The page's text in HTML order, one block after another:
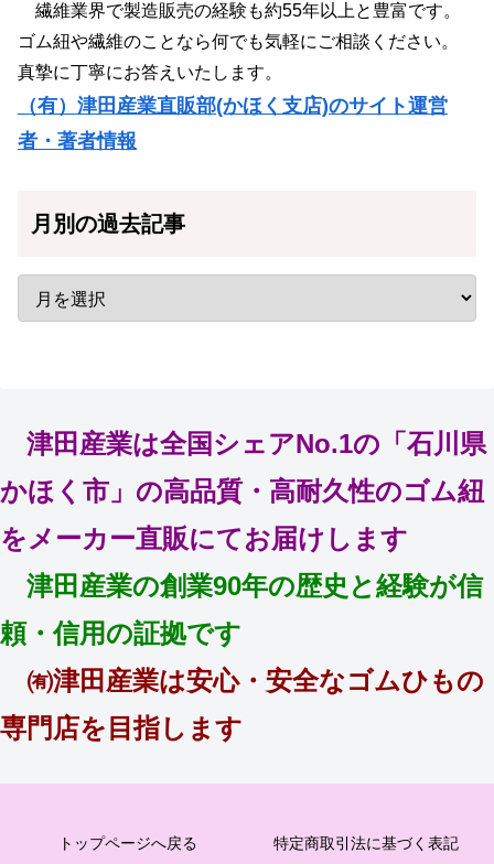
繊維業界で製造販売の経験も約55年以上と豊富です。
ゴム紐や繊維のことなら何でも気軽にご相談ください。
真摯に丁寧にお答えいたします。
（有）津田産業直販部(かほく支店)のサイト運営
者・著者情報
月別の過去記事
津田産業は全国シェアNo.1の「石川県
かほく市」の高品質・高耐久性のゴム紐
をメーカー直販にてお届けします
津田産業の創業90年の歴史と経験が信
頼・信用の証拠です
㈲津田産業は安心・安全なゴムひもの
専門店を目指します
トップページへ戻る 特定商取引法に基づく表記